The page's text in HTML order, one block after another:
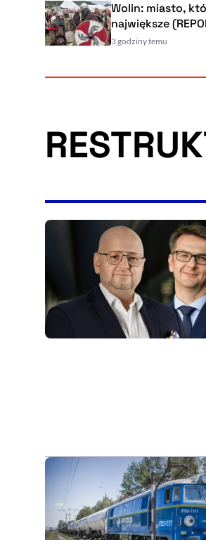
Wolin: miasto, które
największe (REPORTAŻ)
3 godziny temu